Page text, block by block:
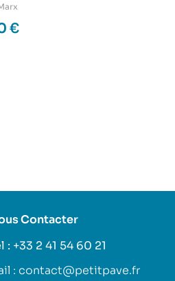
€
Contacter
: +33 2 41 54 60 21
: contact@petitpave.fr